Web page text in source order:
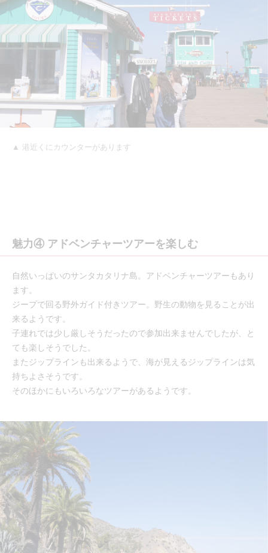
▲ 港近くにカウンターがあります
魅力④ アドベンチャーツアーを楽しむ
自然いっぱいのサンタカタリナ島。アドベンチャーツアーもあり
ます。
ジープで回る野外ガイド付きツアー。野生の動物を見ることが出
来るようです。
子連れでは少し厳しそうだったので参加出来ませんでしたが、と
ても楽しそうでした。
またジップラインも出来るようで、海が見えるジップラインは気
持ちよさそうです。
そのほかにもいろいろなツアーがあるようです。